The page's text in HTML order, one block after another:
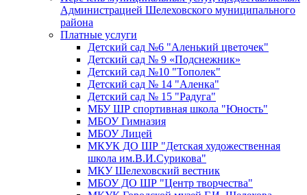
Администрацией Шелеховского муниципального
района
Платные услуги
Детский сад №6 "Аленький цветочек"
Детский сад № 9 «Подснежник»
Детский сад №10 "Тополек"
Детский сад № 14 "Аленка"
Детский сад № 15 "Радуга"
МБУ ШР спортивная школа "Юность"
МБОУ Гимназия
МБОУ Лицей
МКУК ДО ШР "Детская художественная
школа им.В.И.Сурикова"
МКУ Шелеховский вестник
МБОУ ДО ШР "Центр творчества"